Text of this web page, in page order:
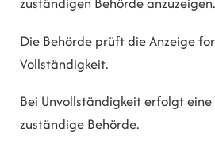
Die Behörde prüft die Anzeige
Vollständigkeit.
Bei Unvollständigkeit erfolgt
zuständige Behörde.